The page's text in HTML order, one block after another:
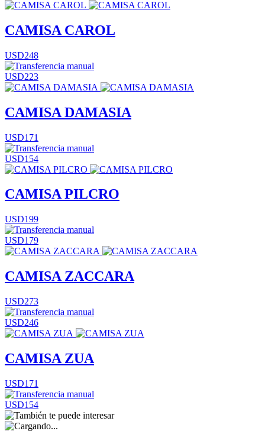
CAMISA CAROL
USD248
USD223
CAMISA DAMASIA
USD171
USD154
CAMISA PILCRO
USD199
USD179
CAMISA ZACCARA
USD273
USD246
CAMISA ZUA
USD171
USD154